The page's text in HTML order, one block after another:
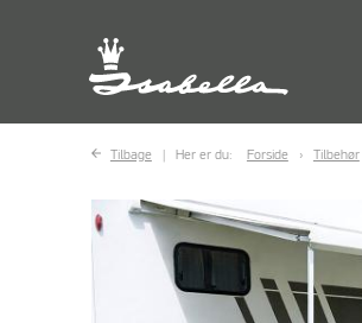
Tilbage Her er du: Forside Tilbehør